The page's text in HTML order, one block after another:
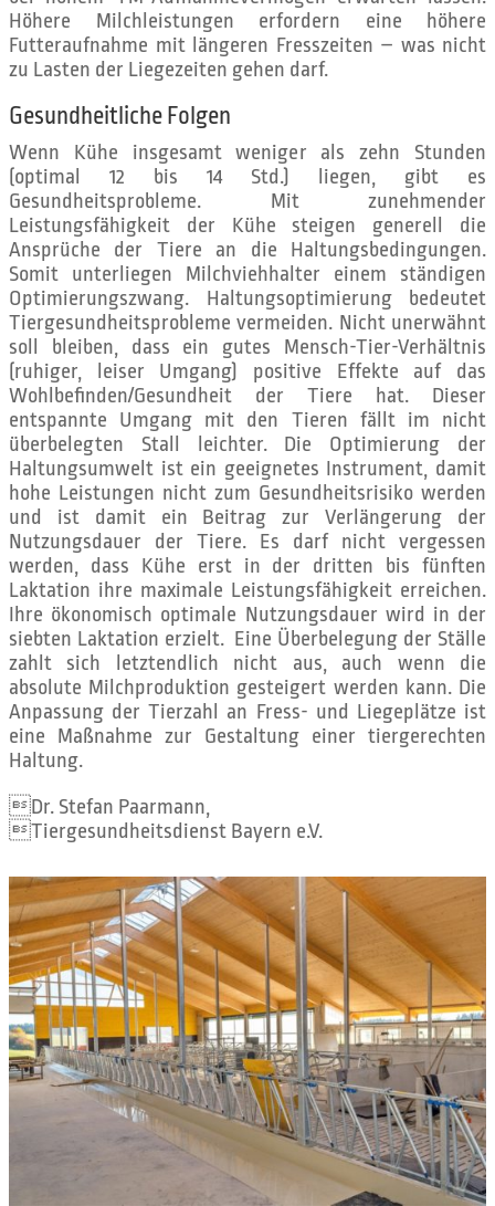
Höhere Milchleistungen erfordern eine höhere
Futteraufnahme mit längeren Fresszeiten – was nicht
zu Lasten der Liegezeiten gehen darf.
Gesundheitliche Folgen
Wenn Kühe insgesamt weniger als zehn Stunden
(optimal 12 bis 14 Std.) liegen, gibt es
Gesundheitsprobleme. Mit zunehmender
Leistungsfähigkeit der Kühe steigen generell die
Ansprüche der Tiere an die Haltungsbedingungen.
Somit unterliegen Milchviehhalter einem ständigen
Optimierungszwang. Haltungsoptimierung bedeutet
Tiergesundheitsprobleme vermeiden. Nicht unerwähnt
soll bleiben, dass ein gutes Mensch-Tier-Verhältnis
(ruhiger, leiser Umgang) positive Effekte auf das
Wohlbefinden/Gesundheit der Tiere hat. Dieser
entspannte Umgang mit den Tieren fällt im nicht
überbelegten Stall leichter. Die Optimierung der
Haltungsumwelt ist ein geeignetes Instrument, damit
hohe Leistungen nicht zum Gesundheitsrisiko werden
und ist damit ein Beitrag zur Verlängerung der
Nutzungsdauer der Tiere. Es darf nicht vergessen
werden, dass Kühe erst in der dritten bis fünften
Laktation ihre maximale Leistungsfähigkeit erreichen.
Ihre ökonomisch optimale Nutzungsdauer wird in der
siebten Laktation erzielt. Eine Überbelegung der Ställe
zahlt sich letztendlich nicht aus, auch wenn die
absolute Milchproduktion gesteigert werden kann. Die
Anpassung der Tierzahl an Fress- und Liegeplätze ist
eine Maßnahme zur Gestaltung einer tiergerechten
Haltung.
Dr. Stefan Paarmann,
Tiergesundheitsdienst Bayern e.V.